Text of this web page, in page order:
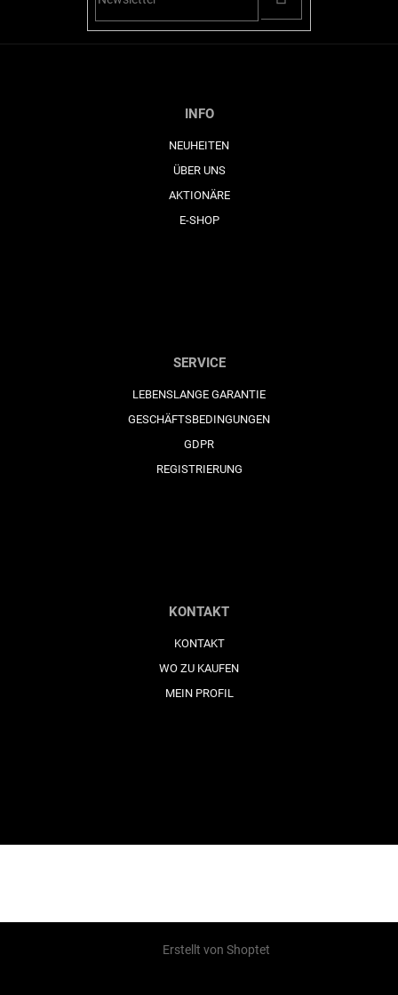
SE
INFO
NEUHEITEN
ÜBER UNS
AKTIONÄRE
E-SHOP
SERVICE
LEBENSLANGE GARANTIE
GESCHÄFTSBEDINGUNGEN
GDPR
REGISTRIERUNG
KONTAKT
KONTAKT
WO ZU KAUFEN
MEIN PROFIL
Erstellt von Shoptet